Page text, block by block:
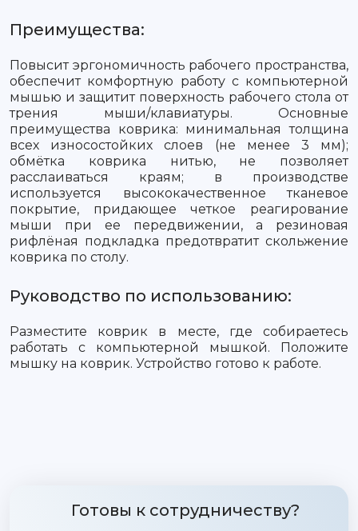
Преимущества:
Повысит эргономичность рабочего пространства,
обеспечит комфортную работу с компьютерной
мышью и защитит поверхность рабочего стола от
трения мыши/клавиатуры. Основные
преимущества коврика: минимальная толщина
всех износостойких слоев (не менее 3 мм);
обмётка коврика нитью, не позволяет
расслаиваться краям; в производстве
используется высококачественное тканевое
покрытие, придающее четкое реагирование
мыши при ее передвижении, а резиновая
рифлёная подкладка предотвратит скольжение
коврика по столу.
Руководство по использованию:
Разместите коврик в месте, где собираетесь
работать с компьютерной мышкой. Положите
мышку на коврик. Устройство готово к работе.
Готовы к сотрудничеству?